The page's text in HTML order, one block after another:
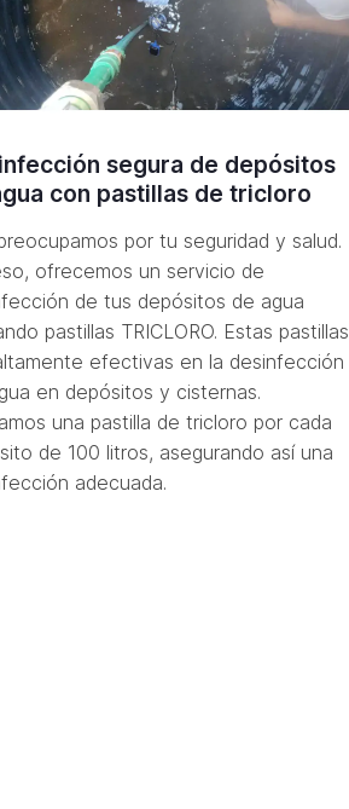
segura de depósitos
con pastillas de tricloro
por tu seguridad y salud.
ofrecemos un servicio de
de tus depósitos de agua
pastillas TRICLORO. Estas pastillas
efectivas en la desinfección
en depósitos y cisternas.
una pastilla de tricloro por cada
de 100 litros, asegurando así una
adecuada.